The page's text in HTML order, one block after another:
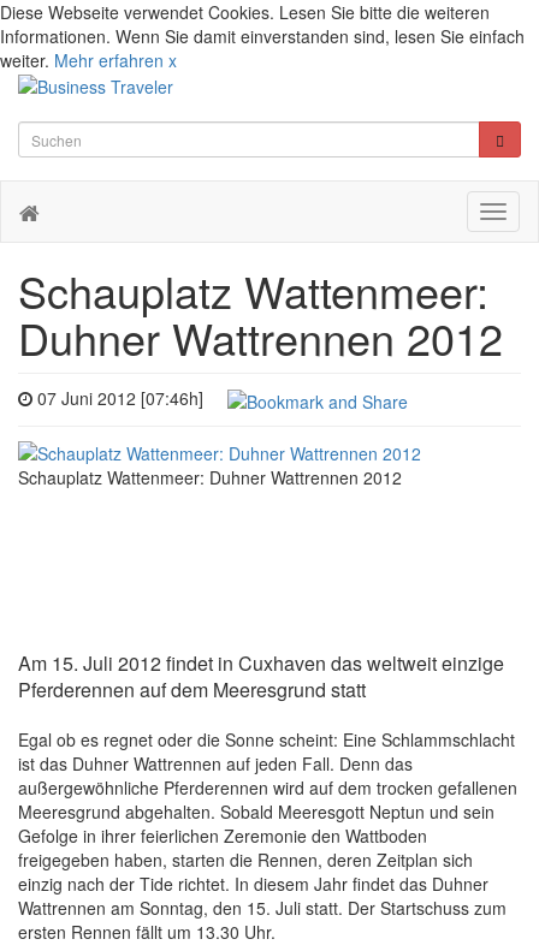
Diese Webseite verwendet Cookies. Lesen Sie bitte die weiteren
Informationen. Wenn Sie damit einverstanden sind, lesen Sie einfach
weiter. Mehr erfahren x
Schauplatz Wattenmeer:
Duhner Wattrennen 2012
07 Juni 2012 [07:46h]
Schauplatz Wattenmeer: Duhner Wattrennen 2012
Am 15. Juli 2012 findet in Cuxhaven das weltweit einzige
Pferderennen auf dem Meeresgrund statt
Egal ob es regnet oder die Sonne scheint: Eine Schlammschlacht
ist das Duhner Wattrennen auf jeden Fall. Denn das
außergewöhnliche Pferderennen wird auf dem trocken gefallenen
Meeresgrund abgehalten. Sobald Meeresgott Neptun und sein
Gefolge in ihrer feierlichen Zeremonie den Wattboden
freigegeben haben, starten die Rennen, deren Zeitplan sich
einzig nach der Tide richtet. In diesem Jahr findet das Duhner
Wattrennen am Sonntag, den 15. Juli statt. Der Startschuss zum
ersten Rennen fällt um 13.30 Uhr.